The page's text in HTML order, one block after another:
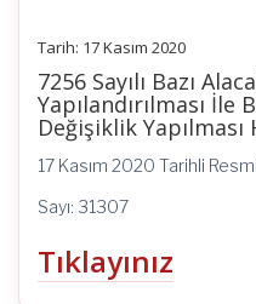
Tarih: 17 Kasım 2020
7256 Sayılı Bazı
Yapılandırılması İle
Değişiklik Yapılması
17 Kasım 2020 Tarihli
Sayı: 31307
Tıklayınız